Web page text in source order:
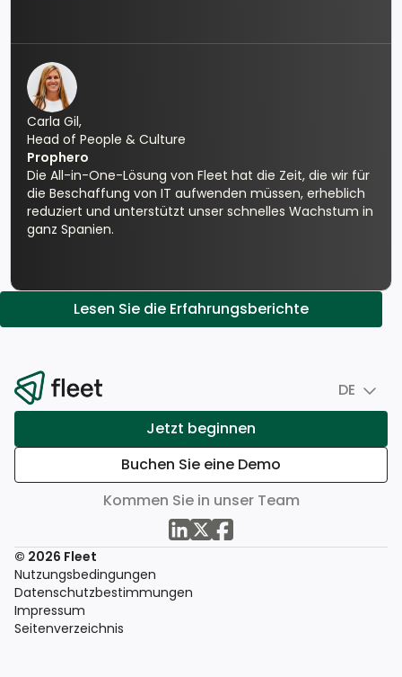
Carla Gil,
Head of People & Culture
Prophero
Die All-in-One-Lösung von Fleet hat die Zeit, die wir für
die Beschaffung von IT aufwenden müssen, erheblich
reduziert und unterstützt unser schnelles Wachstum in
ganz Spanien.
Lesen Sie die Erfahrungsberichte
DE
Jetzt beginnen
Buchen Sie eine Demo
Kommen Sie in unser Team
© 2026 Fleet
Nutzungsbedingungen
Datenschutzbestimmungen
Impressum
Seitenverzeichnis